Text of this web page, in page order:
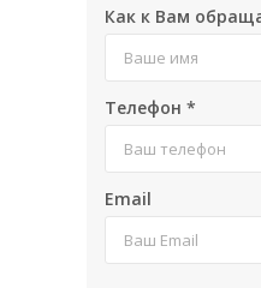
Как к Вам
Телефон *
Email